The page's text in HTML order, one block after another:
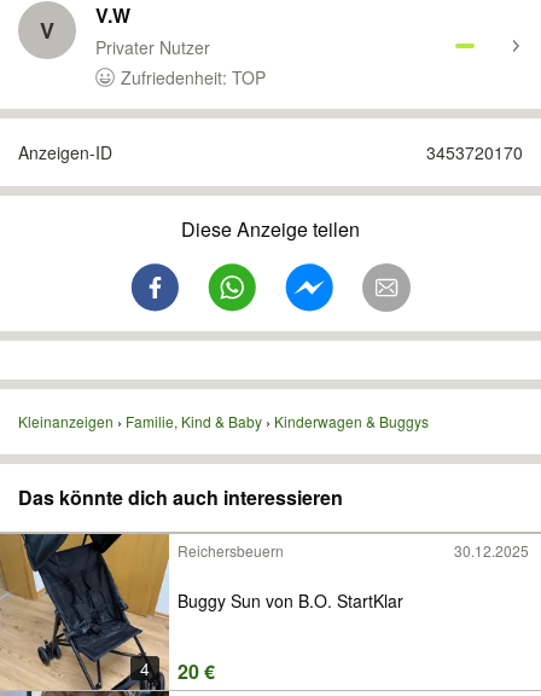
V V.W
Privater Nutzer
Zufriedenheit: TOP
Anzeigen-ID 3453720170
Diese Anzeige teilen
Kleinanzeigen Familie, Kind & Baby Kinderwagen & Buggys
Das könnte dich auch interessieren
4
Reichersbeuern 30.12.2025
Buggy Sun von B.O. StartKlar
20 €